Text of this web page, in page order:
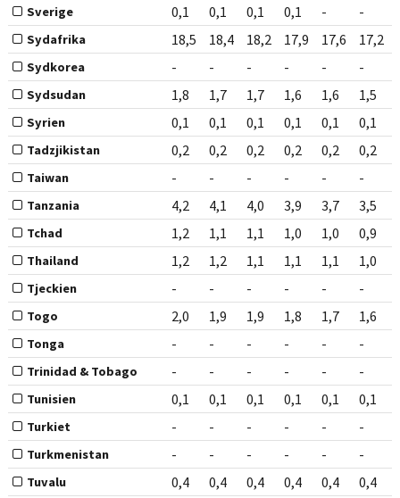
Sverige 0,1 0,1 0,1 0,1 - -
Sydafrika 18,5 18,4 18,2 17,9 17,6 17,2
Sydkorea - - - - - -
Sydsudan 1,8 1,7 1,7 1,6 1,6 1,5
Syrien 0,1 0,1 0,1 0,1 0,1 0,1
Tadzjikistan 0,2 0,2 0,2 0,2 0,2 0,2
Taiwan - - - - - -
Tanzania 4,2 4,1 4,0 3,9 3,7 3,5
Tchad 1,2 1,1 1,1 1,0 1,0 0,9
Thailand 1,2 1,2 1,1 1,1 1,1 1,0
Tjeckien - - - - - -
Togo 2,0 1,9 1,9 1,8 1,7 1,6
Tonga - - - - - -
Trinidad & Tobago - - - - - -
Tunisien 0,1 0,1 0,1 0,1 0,1 0,1
Turkiet - - - - - -
Turkmenistan - - - - - -
Tuvalu 0,4 0,4 0,4 0,4 0,4 0,4